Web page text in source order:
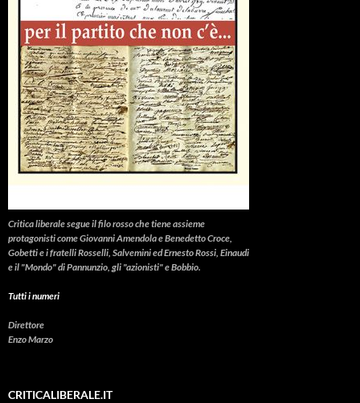
Critica liberalesegue il filo rosso che tiene assieme
protagonisti come Giovanni Amendola e Benedetto Croce,
Gobetti e i fratelli Rosselli, Salvemini ed Ernesto Rossi, Einaudi
e il "Mondo" di Pannunzio, gli "azionisti" e Bobbio.
Tutti i numeri
Direttore
Enzo Marzo
CRITICALIBERALE.IT